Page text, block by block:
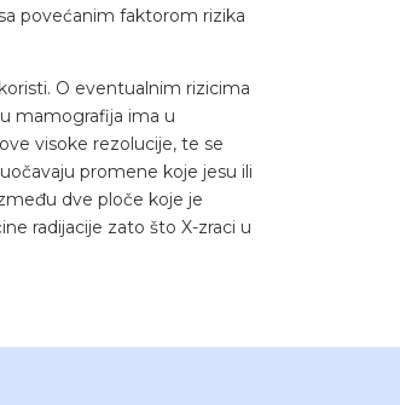
povećanim faktorom rizika
O eventualnim rizicima
mamografija ima u
visoke rezolucije, te se
promene koje jesu ili
dve ploče koje je
radijacije zato što X-zraci u